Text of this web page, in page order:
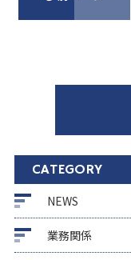
CATEGORY
NEWS
業務関係